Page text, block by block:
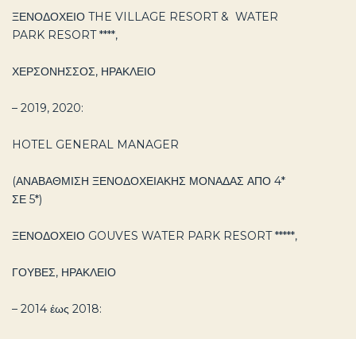
ΞΕΝΟΔΟΧΕΙΟ THE VILLAGE RESORT & WATER
PARK RESORT ****,
ΧΕΡΣΟΝΗΣΣΟΣ, ΗΡΑΚΛΕΙΟ
– 2019, 2020:
HOTEL GENERAL MANAGER
(ΑΝΑΒΑΘΜΙΣΗ ΞΕΝΟΔΟΧΕΙΑΚΗΣ ΜΟΝΑΔΑΣ ΑΠΟ 4*
ΣΕ 5*)
ΞΕΝΟΔΟΧΕΙΟ GOUVES WATER PARK RESORT *****,
ΓΟΥΒΕΣ, ΗΡΑΚΛΕΙΟ
– 2014 έως 2018: